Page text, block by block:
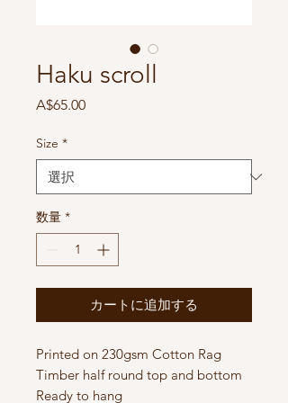
Haku scroll
A$65.00価
Size *
数量 *
カートに追加する
Printed on 230gsm Cotton Rag
Timber half round top and bottom
Ready to hang